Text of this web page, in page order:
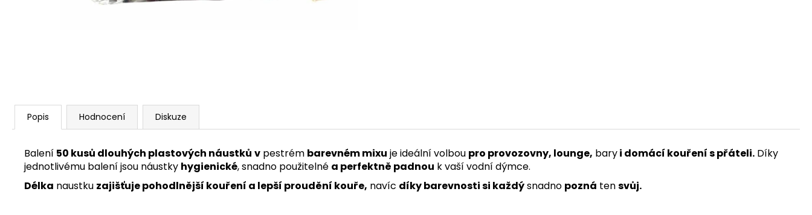
Popis Hodnocení Diskuze
Balení 50 kusů dlouhých plastových náustků v pestrém barevném mixu je ideální volbou pro provozovny, lounge, baryi domácí kouření s přáteli. Díky
jednotlivému balení jsou náustky hygienické, snadno použitelné a perfektně padnou k vaší vodní dýmce.
Délka naustku zajišťuje pohodlnější kouření a lepší proudění kouře, navíc díky barevnosti si každýsnadno pozná tensvůj.